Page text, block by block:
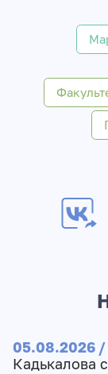
05.08.2026 /
Кадькалова